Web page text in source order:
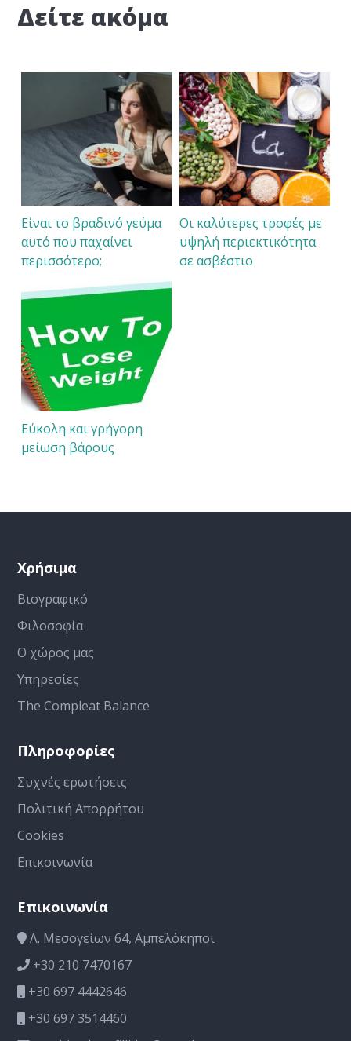
Δείτε ακόμα
Είναι το βραδινό γεύμα
αυτό που παχαίνει
περισσότερο;
Οι καλύτερες τροφές με
υψηλή περιεκτικότητα
σε ασβέστιο
Εύκολη και γρήγορη
μείωση βάρους
Χρήσιμα
Βιογραφικό
Φιλοσοφία
Ο χώρος μας
Υπηρεσίες
The Compleat Balance
Πληροφορίες
Συχνές ερωτήσεις
Πολιτική Απορρήτου
Cookies
Επικοινωνία
Επικοινωνία
Λ. Μεσογείων 64, Αμπελόκηποι
+30 210 7470167
+30 697 4442646
+30 697 3514460